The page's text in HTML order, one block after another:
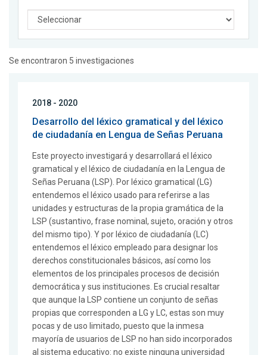
Se encontraron 5 investigaciones
2018 - 2020
Desarrollo del léxico gramatical y del léxico
de ciudadanía en Lengua de Señas Peruana
Este proyecto investigará y desarrollará el léxico
gramatical y el léxico de ciudadanía en la Lengua de
Señas Peruana (LSP). Por léxico gramatical (LG)
entendemos el léxico usado para referirse a las
unidades y estructuras de la propia gramática de la
LSP (sustantivo, frase nominal, sujeto, oración y otros
del mismo tipo). Y por léxico de ciudadanía (LC)
entendemos el léxico empleado para designar los
derechos constitucionales básicos, así como los
elementos de los principales procesos de decisión
democrática y sus instituciones. Es crucial resaltar
que aunque la LSP contiene un conjunto de señas
propias que corresponden a LG y LC, estas son muy
pocas y de uso limitado, puesto que la inmesa
mayoría de usuarios de LSP no han sido incorporados
al sistema educativo: no existe ninguna universidad